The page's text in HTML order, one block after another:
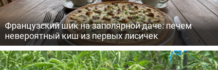
Французский шик на заполярной даче: печем
невероятный киш из первых лисичек